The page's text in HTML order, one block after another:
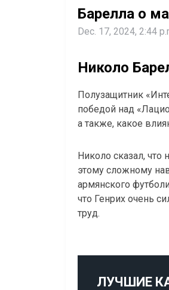
Барелла о
Dec. 17, 2024, 2:44
Николо
Полузащитник
победой над
а также, какое
Николо сказал,
этому сложному
армянского
что Генрих очень
труд.
ЛУЧШИЕ